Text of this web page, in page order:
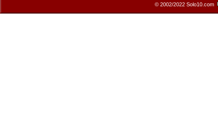
© 2002/2022 Solo10.com